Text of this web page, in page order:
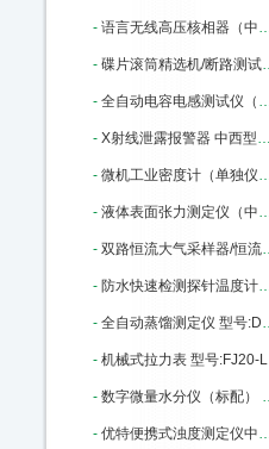
- 语言无线高压核相器（中西） 型号:TAG6000库号：M355159
- 碟片滚筒精选机/断路测试仪/（中西） 型号:TD7001库号：M375970
- 全自动电容电感测试仪（中西） 型号:GSDR-III库号：M379800
- X射线泄露报警器 中西型号:FL17-RAD-60库号：M405917
- 微机工业密度计（单独仪表） 型号:TC69-FBM-2398库号：M163663
- 液体表面张力测定仪（中西） 型号:PX56-BZ-2库号：M238040
- 双路恒流大气采样器/恒流采样器（中西） 型号:SC-3000库号：M357855
- 防水快速检测探针温度计中西 型号:DS75/MN11063库号：M391360
- 全自动蒸馏测定仪 型号:DY91/107D库号：M400053
- 机械式拉力表 型号:FJ20-LLB-200KN库号：M17748
- 数字微量水分仪（标配） 中西 型号:CY02-USI-1AB库号：M307456
- 优特便携式浊度测定仪中西 型号:Eutech TN100库号：M355510